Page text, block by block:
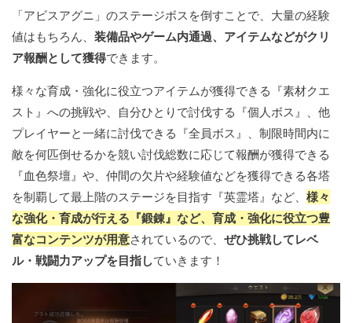
「アビスアグニ」のステージボスを倒すことで、大量の経験
値はもちろん、 装備品やゲーム内通過、アイテムなどがクリ
ア報酬として獲得できます。
様々な育成・強化に役立つアイテムが獲得できる『素材クエ
スト』への挑戦や、自分ひとりで討伐する『個人ボス』、他
プレイヤーと一緒に討伐できる『全員ボス』、制限時間内に
敵を何匹倒せるかを競い討伐総数に応じて報酬が獲得できる
『血色祭壇』や、仲間の欠片や経験値などを獲得できる各塔
を制覇して最上階のステージを目指す『英霊塔』など、 様々
な強化・育成が行える『鍛錬』など、育成・強化に役立つ豊
富なコンテンツが用意されているので、 ぜひ挑戦してレベ
ル・戦闘力アップを目指していきます！